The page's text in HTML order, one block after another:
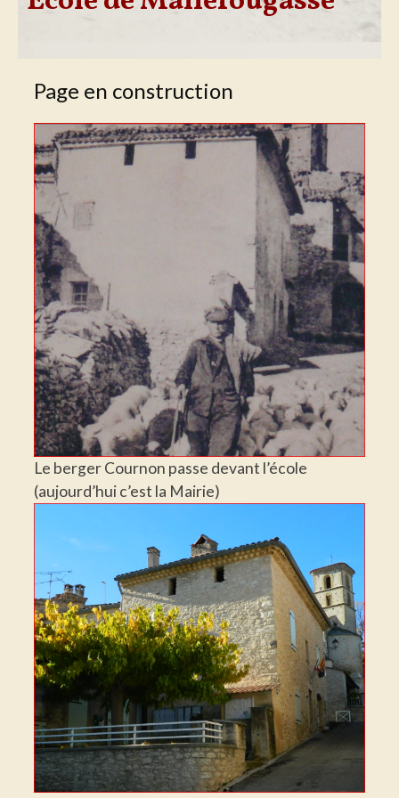
Page en construction
Le berger Cournon passe devant l’école
(aujourd’hui c’est la Mairie)